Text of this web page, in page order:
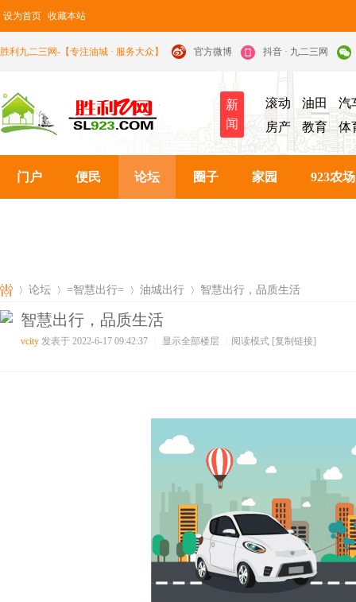
设为首页 收藏本站
胜利九二三网-【专注油城 · 服务大众】 官方微博 抖音 · 九二三网
新
闻
滚动 油田
汽
房产
教育 体
门户 便民 论坛 圈子 家园 923农场
论坛 =智慧出行= 油城出行 智慧出行，品质生活
智慧出行，品质生活
vcity 发表于 2022-6-17 09:42:37 显示全部楼层 阅读模式 [复制链接]